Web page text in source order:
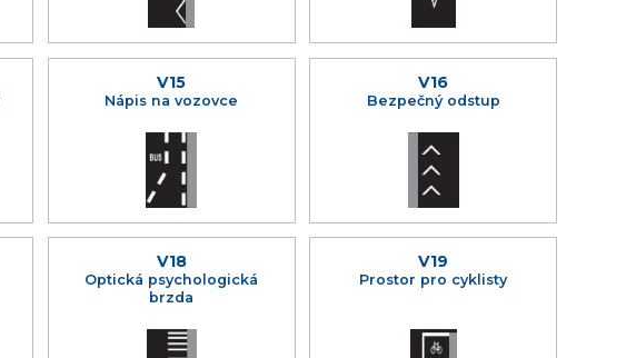
V15
Nápis na vozovce
V16
Bezpečný odstup
V18
Optická psychologická
brzda
V19
Prostor pro cyklisty